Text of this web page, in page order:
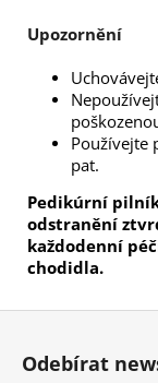
Upozornění
Používejte
pat.
Pedikúrní
odstranění
každodenní
chodidla.
Z
Odebírat